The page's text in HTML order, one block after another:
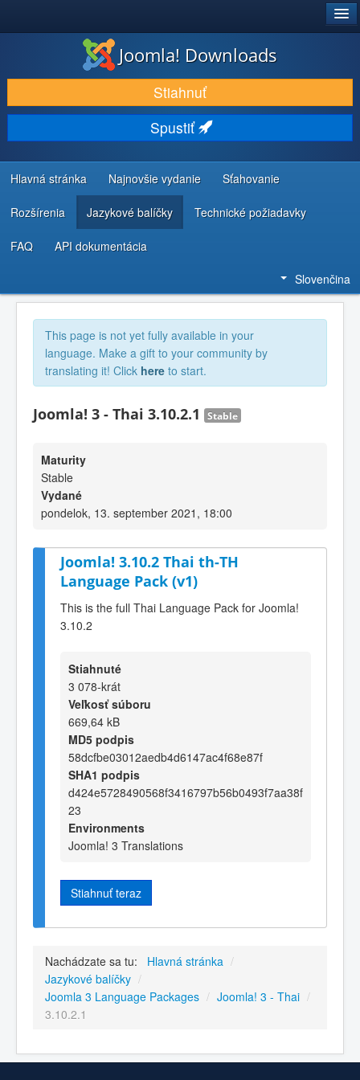
STIAHNUŤ & ROZŠÍRIŤ
OBJAVUJTE & UČTE SA
KOMUNITA & PODPORA
ZDROJE INFORMÁCIÍ PRE VÝVOJÁROV
Joomla! Downloads
Stiahnuť
Spustiť
Hlavná stránka Najnovšie vydanie Sťahovanie
Rozšírenia Jazykové balíčky Technické požiadavky
FAQ API dokumentácia
Slovenčina
This page is not yet fully available in your
language. Make a gift to your community by
translating it! Click here to start.
Joomla! 3 - Thai 3.10.2.1 Stable
Maturity
Stable
Vydané
pondelok, 13. september 2021, 18:00
Joomla! 3.10.2 Thai th-TH
Language Pack (v1)
This is the full Thai Language Pack for Joomla!
3.10.2
Stiahnuté
3 078-krát
Veľkosť súboru
669,64 kB
MD5 podpis
58dcfbe03012aedb4d6147ac4f68e87f
SHA1 podpis
d424e5728490568f3416797b56b0493f7aa38f
23
Environments
Joomla! 3 Translations
Stiahnuť teraz
Nachádzate sa tu: Hlavná stránka /
Jazykové balíčky /
Joomla 3 Language Packages / Joomla! 3 - Thai /
3.10.2.1